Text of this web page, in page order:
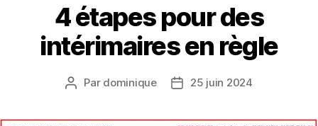
4 étapes pour des
intérimaires en règle
Par dominique 25 juin 2024